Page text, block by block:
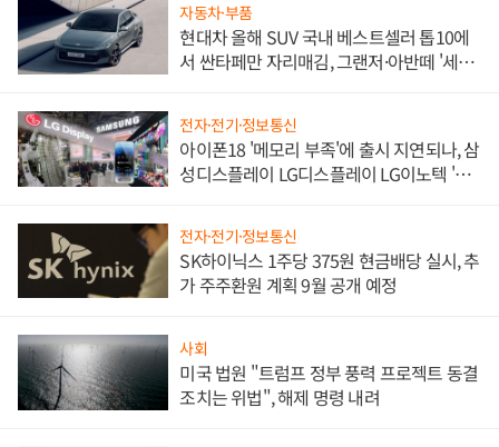
자동차·부품
현대차 올해 SUV 국내 베스트셀러 톱10에
서 싼타페만 자리매김, 그랜저·아반떼 '세단
전자·전기·정보통신
아이폰18 '메모리 부족'에 출시 지연되나, 삼
성디스플레이 LG디스플레이 LG이노텍 '탈
전자·전기·정보통신
SK하이닉스 1주당 375원 현금배당 실시, 추
가 주주환원 계획 9월 공개 예정
사회
미국 법원 "트럼프 정부 풍력 프로젝트 동결
조치는 위법", 해제 명령 내려